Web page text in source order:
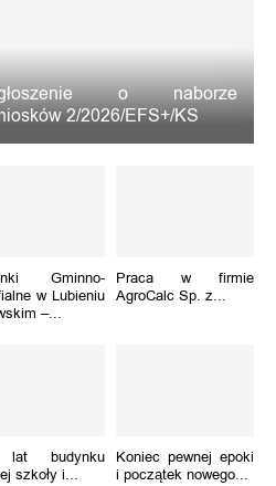
o naborze
2/2026/EFS+/KS
Gminno-
w Lubieniu
–...
Praca w firmie
AgroCalc Sp. z...
budynku
szkoły i...
Koniec pewnej epoki
i początek nowego...